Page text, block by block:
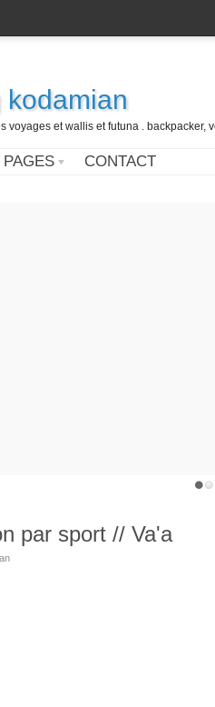
kodamian
voyages et wallis et futuna . backpacker,
PAGES CONTACT
par sport // Va'a